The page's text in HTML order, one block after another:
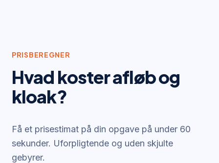
PRISBEREGNER
Hvad kosterafløb og
kloak?
Få et prisestimat på din opgave på under 60
sekunder. Uforpligtende og uden skjulte
gebyrer.